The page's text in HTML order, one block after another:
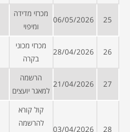
25
06/05/2026
מכרזי מדידה
ומיפוי
26
28/04/2026
מכרזי מכוני
בקרה
27
21/04/2026
הרשמה
למאגר יועצים
28
03/04/2026
קול קורא
להרשמה